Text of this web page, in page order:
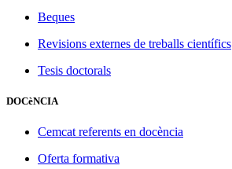
Beques
Revisions externes de treballs científics
Tesis doctorals
DOCèNCIA
Cemcat referents en docència
Oferta formativa